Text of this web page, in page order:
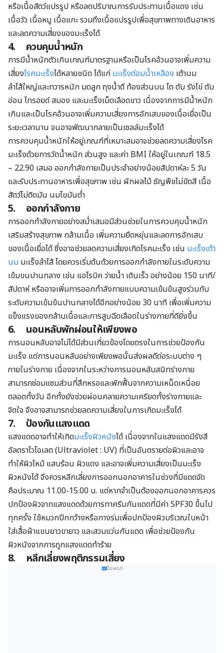
หรือเนื้อสัตว์แปรรูป หรือลดปริมาณการรับประทานเนื้อแดง เช่น
เนื้อวัว เนื้อหมู เนื้อแกะ รวมถึงเนื้อแปรรูปเพื่อสุขภาพทางเดินอาหาร
และลดความเสี่ยงของมะเร็งได้
4. ควบคุมน้ำหนัก
การมีน้ำหนักตัวเกินเกณฑ์มาตรฐานหรือเป็นโรคอ้วนอาจเพิ่มความ
เสี่ยงโรคมะเร็งได้หลายชนิด ได้แก่ มะเร็งต่อมน้ำเหลือง เต้านม
ลำไส้ใหญ่และทวารหนัก มดลูก ถุงน้ำดี ท้องส่วนบน ไต ตับ รังไข่ ตับ
อ่อน ไทรอยด์ สมอง และมะเร็งเม็ดเลือดขาว เนื่องจากการมีน้ำหนัก
เกินและเป็นโรคอ้วนอาจเพิ่มความเสี่ยงการอักเสบของเนื้อเยื่อเป็น
ระยะเวลานาน จนอาจพัฒนากลายเป็นเซลล์มะเร็งได้
การควบคุมน้ำหนักให้อยู่เกณฑ์ที่เหมาะสมอาจช่วยลดความเสี่ยงโรค
มะเร็งด้วยการวัดน้ำหนัก ส่วนสูง และค่า BMI ให้อยู่ในเกณฑ์ 18.5
– 22.90 เสมอ ออกกำลังกายเป็นประจำอย่างน้อยสัปดาห์ละ 5 วัน
และรับประทานอาหารเพื่อสุขภาพ เช่น ผักผลไม้ ธัญพืชไม่ขัดสี เนื้อ
สัตว์ไม่ติดมัน นมไขมันต่ำ
5. ออกกำลังกาย
การออกกำลังกายอย่างสม่ำเสมอมีส่วนช่วยในการควบคุมน้ำหนัก
เสริมสร้างสุขภาพ กล้ามเนื้อ เพิ่มความยืดหยุ่นและลดการอักเสบ
ของเนื้อเยื่อได้ ซึ่งอาจช่วยลดความเสี่ยงเกิดโรคมะเร็ง เช่น มะเร็งเต้า
นม มะเร็งลำไส้ โดยควรเริ่มต้นด้วยการออกกำลังกายในระดับความ
เข้มขนปานกลาง เช่น แอโรบิค ว่ายน้ำ เดินเร็ว อย่างน้อย 150 นาที/
สัปดาห์ หรืออาจเพิ่มการออกกำลังกายแบบความเข้มข้นสูงร่วมกับ
ระดับความเข้มข้นปานกลางได้อีกอย่างน้อย 30 นาที เพื่อเพิ่มความ
แข็งแรงของกล้ามเนื้อและการสูบฉีดเลือดในร่างกายที่ดียิ่งขึ้น
6. นอนหลับพักผ่อนให้เพียงพอ
การนอนหลับอาจไม่ได้มีส่วนเกี่ยวข้องโดยตรงในการช่วยป้องกัน
มะเร็ง แต่การนอนหลับอย่างเพียงพอนั้นส่งผลดีต่อระบบต่าง ๆ
ภายในร่างกาย เนื่องจากในระหว่างการนอนหลับสนิทร่างกาย
สามารถซ่อมแซมส่วนที่สึกหรอและพักฟื้นจากความเหน็ดเหนื่อย
ตลอดทั้งวัน อีกทั้งยังช่วยผ่อนคลายความเครียดทั้งร่างกายและ
จิตใจ จึงอาจสามารถช่วยลดความเสี่ยงในการเกิดมะเร็งได้
7. ป้องกันแสงแดด
แสงแดดอาจทำให้เกิดมะเร็งผิวหนังได้ เนื่องจากในแสงแดดมีรังสี
อัลตราไวโอเลต (Ultraviolet : UV) ที่เป็นอันตรายต่อผิวและอาจ
ทำให้ผิวไหม้ แสบร้อน ผิวแดง และอาจเพิ่มความเสี่ยงเป็นมะเร็ง
ผิวหนังได้ จึงควรหลีกเลี่ยงการออกนอกอาคารในช่วงที่มีแดดจัด
คือประมาณ 11.00-15.00 น. แต่หากจำเป็นต้องออกนอกอาคารควร
ปกป้องผิวจากแสงแดดด้วยการทาครีมกันแดดที่มีค่า SPF30 ขึ้นไป
ทุกครั้ง ใช้หมวกปีกกว้างหรือกางร่มเพื่อปกป้องผิวบริเวณใบหน้า
ใส่เสื้อผ้าแขนยาวขายาว และสวมแว่นกันแดด เพื่อช่วยป้องกัน
ผิวหนังจากการถูกแสงแดดทำร้าย
8. หลีกเลี่ยงพฤติกรรมเสี่ยง
โฆษณา